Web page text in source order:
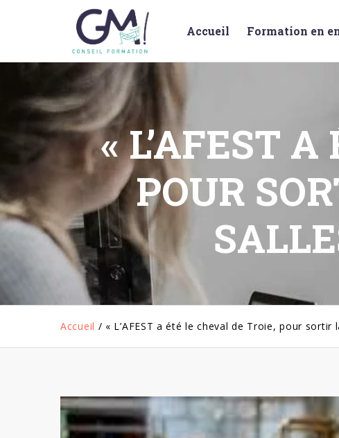
Accueil Formation en
« L’AFEST
POUR
Accueil / « L’AFEST a été le cheval de Troie, pour